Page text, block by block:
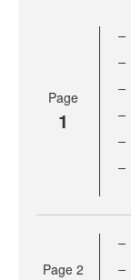
Page
1
Page 2